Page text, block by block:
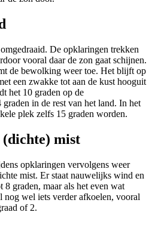
De opklaringen trekken
vooral daar de zon gaat schijnen.
de bewolking weer toe. Het blijft op
een zwakke tot aan de kust hooguit
het 10 graden op de
in de rest van het land. In het
plek zelfs 15 graden worden.
(dichte) mist
opklaringen vervolgens weer
mist. Er staat nauwelijks wind en
8 graden, maar als het even wat
nog wel iets verder afkoelen, vooral
of 2.